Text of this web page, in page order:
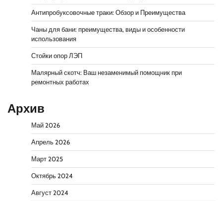
Антипробуксовочные траки: Обзор и Преимущества
Чаны для бани: преимущества, виды и особенности
использования
Стойки опор ЛЭП
Малярный скотч: Ваш незаменимый помощник при
ремонтных работах
Архив
Май 2026
Апрель 2026
Март 2025
Октябрь 2024
Август 2024